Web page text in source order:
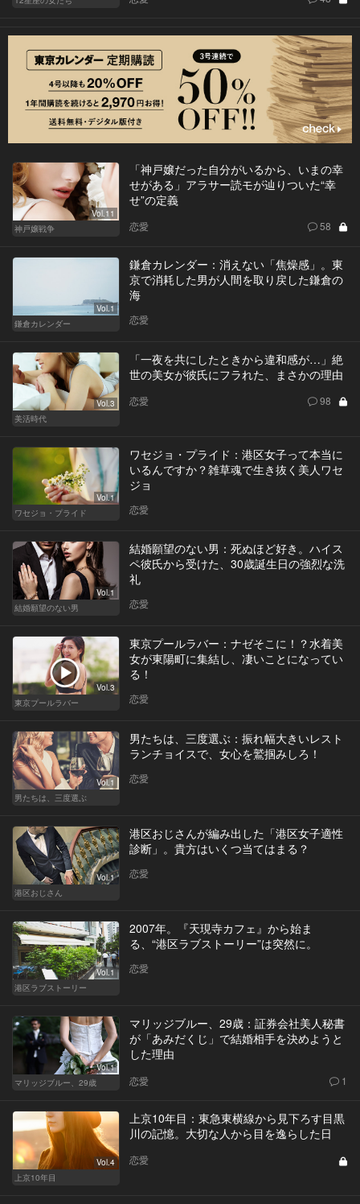
Vol.11
神戸嬢戦争
「神戸嬢だった自分がいるから、いまの幸
せがある」アラサー読モが辿りついた“幸
せ”の定義
恋愛 58
Vol.1
鎌倉カレンダー
鎌倉カレンダー：消えない「焦燥感」。東
京で消耗した男が人間を取り戻した鎌倉の
海
恋愛
Vol.3
美活時代
「一夜を共にしたときから違和感が…」絶
世の美女が彼氏にフラれた、まさかの理由
恋愛 98
Vol.1
ワセジョ・プライド
ワセジョ・プライド：港区女子って本当に
いるんですか？雑草魂で生き抜く美人ワセ
ジョ
恋愛
Vol.1
結婚願望のない男
結婚願望のない男：死ぬほど好き。ハイス
ペ彼氏から受けた、30歳誕生日の強烈な洗
礼
恋愛
Vol.3
東京プールラバー
東京プールラバー：ナゼそこに！？水着美
女が東陽町に集結し、凄いことになってい
る！
恋愛
Vol.1
男たちは、三度選ぶ
男たちは、三度選ぶ：振れ幅大きいレスト
ランチョイスで、女心を鷲掴みしろ！
恋愛
Vol.1
港区おじさん
港区おじさんが編み出した「港区女子適性
診断」。貴方はいくつ当てはまる？
恋愛
Vol.1
港区ラブストーリー
2007年。『天現寺カフェ』から始ま
る、“港区ラブストーリー”は突然に。
恋愛
Vol.1
マリッジブルー、29歳
マリッジブルー、29歳：証券会社美人秘書
が「あみだくじ」で結婚相手を決めようと
した理由
恋愛 1
Vol.4
上京10年目
上京10年目：東急東横線から見下ろす目黒
川の記憶。大切な人から目を逸らした日
恋愛